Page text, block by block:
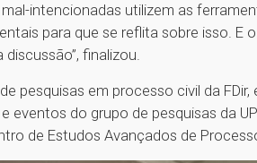
intencionadas utilizem as
para que se reflita sobre isso. E
finalizou.
pesquisas em processo civil da
eventos do grupo de pesquisas da
de Estudos Avançados de